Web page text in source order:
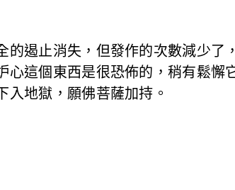
的遏止消失，但發作的次數減少了
這個東西是很恐佈的，稍有鬆懈
地獄，願佛菩薩加持。